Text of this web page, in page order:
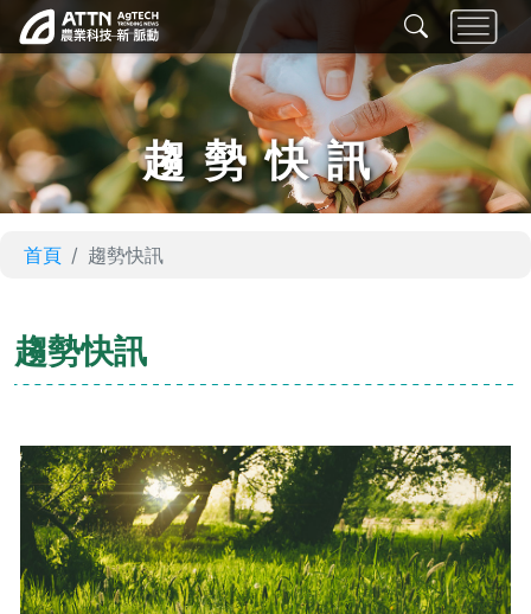
趨勢快訊
首頁 趨勢快訊
趨勢快訊